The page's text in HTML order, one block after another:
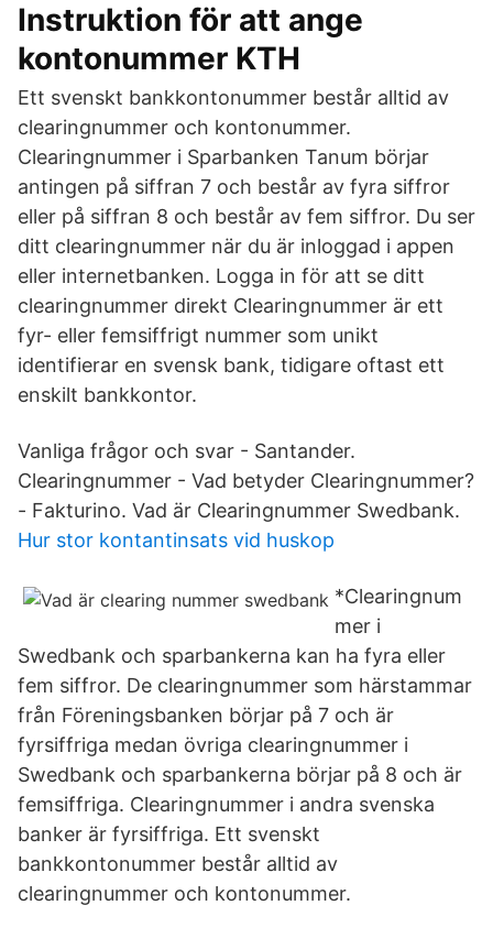
Instruktion för att ange
kontonummer KTH
Ett svenskt bankkontonummer består alltid av
clearingnummer och kontonummer.
Clearingnummer i Sparbanken Tanum börjar
antingen på siffran 7 och består av fyra siffror
eller på siffran 8 och består av fem siffror. Du ser
ditt clearingnummer när du är inloggad i appen
eller internetbanken. Logga in för att se ditt
clearingnummer direkt Clearingnummer är ett
fyr- eller femsiffrigt nummer som unikt
identifierar en svensk bank, tidigare oftast ett
enskilt bankkontor.
Vanliga frågor och svar - Santander.
Clearingnummer - Vad betyder Clearingnummer?
- Fakturino. Vad är Clearingnummer Swedbank.
Hur stor kontantinsats vid huskop
*Clearingnum
mer i
Swedbank och sparbankerna kan ha fyra eller
fem siffror. De clearingnummer som härstammar
från Föreningsbanken börjar på 7 och är
fyrsiffriga medan övriga clearingnummer i
Swedbank och sparbankerna börjar på 8 och är
femsiffriga. Clearingnummer i andra svenska
banker är fyrsiffriga. Ett svenskt
bankkontonummer består alltid av
clearingnummer och kontonummer.